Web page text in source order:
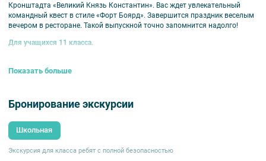
Кронштадта «Великий Князь Константин». Вас ждет увлекательный
командный квест в стиле «Форт Боярд». Завершится праздник веселым
вечером в ресторане. Такой выпускной точно запомнится надолго!
Для учащихся 11 класса.
19:00-23:00 – переходим к праздничному ужину с диджеем и шоу-
23:15 – отправление автобуса к школе.
00:30 – возвращаемся к зданию школы.
Продолжительность: 9 часов.
Показать больше
Бронирование экскурсии
Школьная
Экскурсия для класса ребят с полной безопасностью